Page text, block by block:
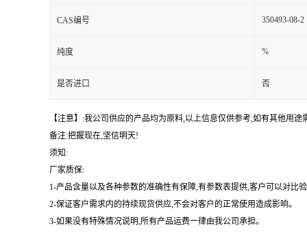
CAS编号 350493-08-2
纯度 %
是否进口 否
【注意】:我公司供应的产品均为原料,以上信息仅供参考,如有其他用
备注:把握现在,坚信明天!
须知:
厂家质保:
1-产品含量以及各种参数的准确性有保障,有参数表提供,客户可以对比
2-保证客户需求内的持续现货供应,不会对客户的正常使用造成影响。
3-如果没有特殊情况说明,所有产品运费一律由我公司承担。